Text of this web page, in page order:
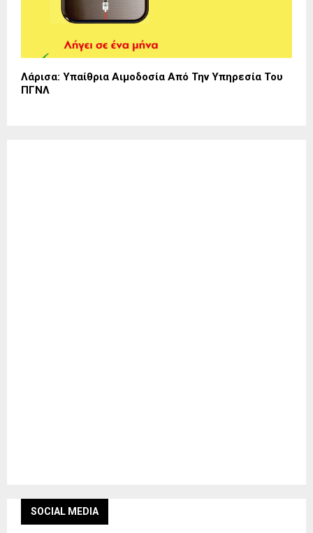
Λάρισα: Υπαίθρια Αιμοδοσία Από Την Υπηρεσία Του
ΠΓΝΛ
SOCIAL MEDIA